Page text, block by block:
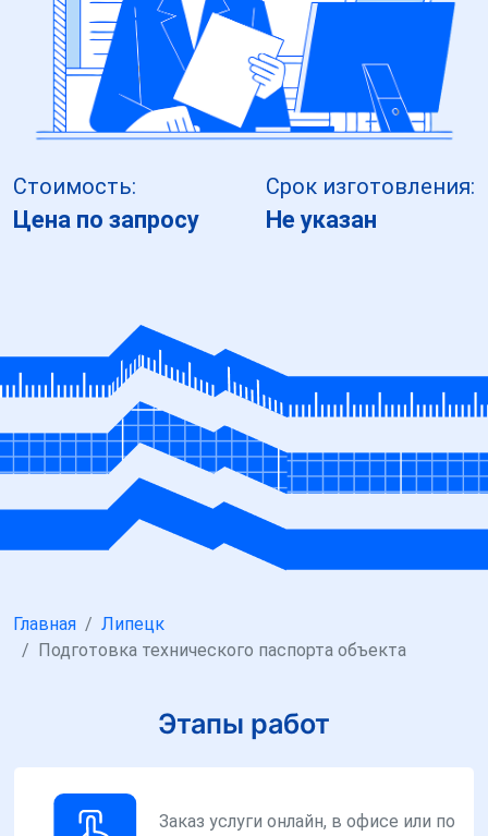
Стоимость:
Цена по запросу
Срок изготовления:
Не указан
Главная
Липецк
Подготовка технического паспорта объекта
Этапы работ
Заказ услуги онлайн, в офисе или по